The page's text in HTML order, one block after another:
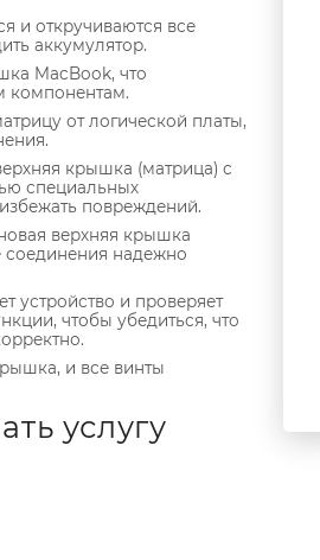
и откручиваются все
аккумулятор.
MacBook, что
компонентам.
от логической платы,
крышка (матрица) с
специальных
повреждений.
верхняя крышка
надежно
устройство и проверяет
чтобы убедиться, что
и все винты
услугу